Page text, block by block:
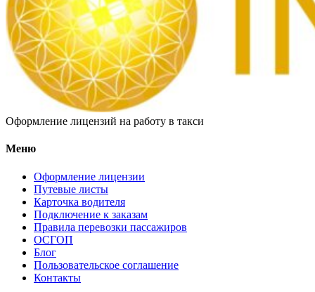
Оформление лицензий на работу в такси
Меню
Оформление лицензии
Путевые листы
Карточка водителя
Подключение к заказам
Правила перевозки пассажиров
ОСГОП
Блог
Пользовательское соглашение
Контакты